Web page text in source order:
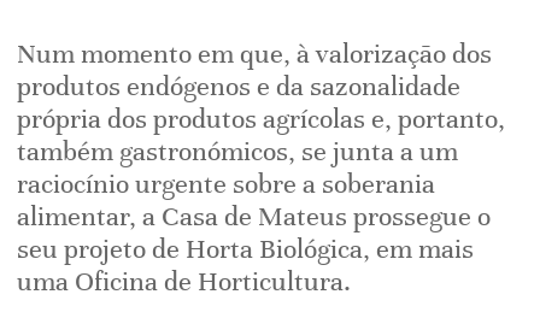
Num momento em que, à valorização dos
produtos endógenos e da sazonalidade
própria dos produtos agrícolas e, portanto,
também gastronómicos, se junta a um
raciocínio urgente sobre a soberania
alimentar, a Casa de Mateus prossegue o
seu projeto de Horta Biológica, em mais
uma Oficina de Horticultura.